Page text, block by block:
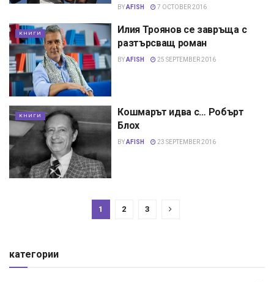
BYAFISH 7 OCTOBER 2016
КНИГИ
Илия Троянов се завръща с
разтърсващ роман
BYAFISH 25 SEPTEMBER 2016
КНИГИ
Кошмарът идва с… Робърт
Блох
BYAFISH 23 SEPTEMBER 2016
1 2 3
категории